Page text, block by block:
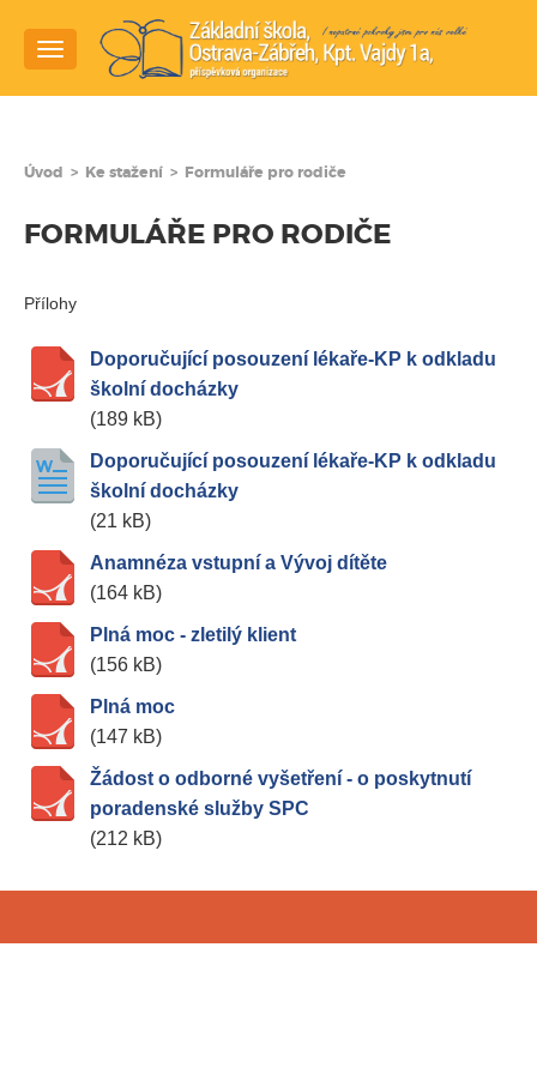
Navigace
Úvod > Ke stažení > Formuláře pro rodiče
FORMULÁŘE PRO RODIČE
Přílohy
Doporučující posouzení lékaře-KP k odkladu
školní docházky
(189 kB)
Doporučující posouzení lékaře-KP k odkladu
školní docházky
(21 kB)
Anamnéza vstupní a Vývoj dítěte
(164 kB)
Plná moc - zletilý klient
(156 kB)
Plná moc
(147 kB)
Žádost o odborné vyšetření - o poskytnutí
poradenské služby SPC
(212 kB)